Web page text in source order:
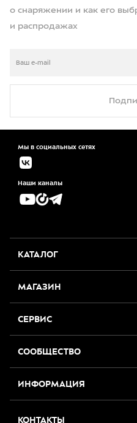
о снаряжении и как его
и распродажах
Мы в социальных сетях
Наши каналы
КАТАЛОГ
МАГАЗИН
СЕРВИС
СООБЩЕСТВО
ИНФОРМАЦИЯ
КОНТАКТЫ